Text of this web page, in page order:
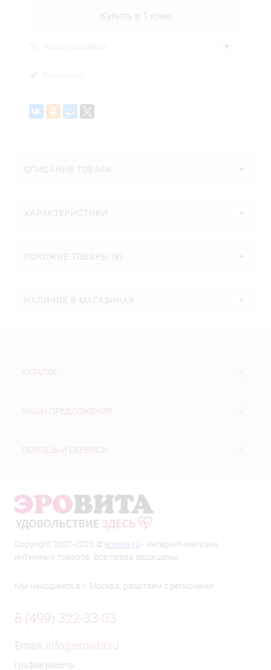
Купить в 1 клик
В наличии
ОПИСАНИЕ ТОВАРА
ХАРАКТЕРИСТИКИ
ПОХОЖИЕ ТОВАРЫ (8)
НАЛИЧИЕ В МАГАЗИНАХ
КАТАЛОГ
НАШИ ПРЕДЛОЖЕНИЯ
ПОМОЩЬ И СЕРВИСЫ
Copyright 2001-2025 © erovita.ru - интернет-магазин
интимных товаров. Все права защищены.
Мы находимся в г. Москва, работаем с регионами!
8 (499) 322-33-03
Email: info@erovita.ru
График работы